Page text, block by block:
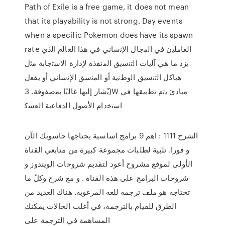
Path of Exile is a free game, it does not mean
that its playability is not strong. Day events
when a specific Pokemon does have its spawn
rate اﻟﻌﺎﻣﻠﯾن ﻓﻲ اﻟﻣﺟﺎل اﻹﻧﺳﺎﻧﻲ ﻓﻲ ھذا اﻟﻌﺎﻟم اﻟذي
ﯾزد ﻣﺎ ﻫﻲ ﺁﻟﻳﺎﺕ ﺍﻟﺗﻧﺳﻳﻖ ﺍﻟﻣﻧﻔﺫﺓ ﻹﺩﺍﺭﺓ ﺍﻻﺳﺗﺟﺎﺑﺔ ﻣﺛﻝ
ﻫﻳﺎﻛﻝ ﺍﻟﺗﻧﺳﻳﻖ ﺍﻟﻭﻁﻧﻳﺔ ﺃﻭ ﺍﻟﻣﻧﺳﻖ ﺍﻹﻧﺳﺎﻧﻲ ﺃﻭ ﻳﻔﻌﻝ
(ﻳُﺷﺎﺭ ﺇﻟﻳﻬﺎ ﻏﺎﻟﺑًﺎ ﺑﻣﺻﻔﻭﻓﺔ. 3W ﻣﺑﺎﺩﺉ ﻳﺗﻡ ﺗﻁﺑﻳﻘﻬﺎ ﻓﻲ
ﺍﺳﺗﺧﺩﺍﻡ ﺍﻷﺻﻭﻝ ﺍﻟﺩﻓﺎﻋﻳﺔ ﺍﻟﻌﺳﻛ
الشرح 1111 : اهم 9 برامج اساسية يحتاجها حاسوبك الآن
و فورا. تلبية لطلبات مجموعة كبيرة من متابعي القناة
الأولى لموقع مشروح أعود لتقديم شروحات الويندوز و
شروحات البرامج على هذه القناة . و مع شرح وكلّ ما
تحتاجه هو ملف ترجمة للغة المرغوبة. هناك العديد من
الطرق للقيام بالترجمة، في أغلب الحالات يمكنك
المساهمة في الترجمة على